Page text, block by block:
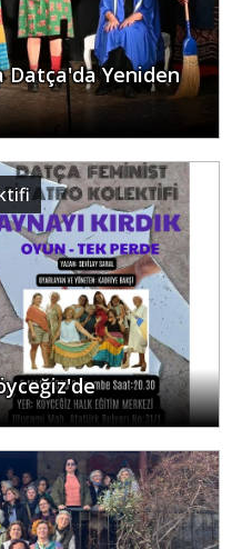
Datça'da Yeniden